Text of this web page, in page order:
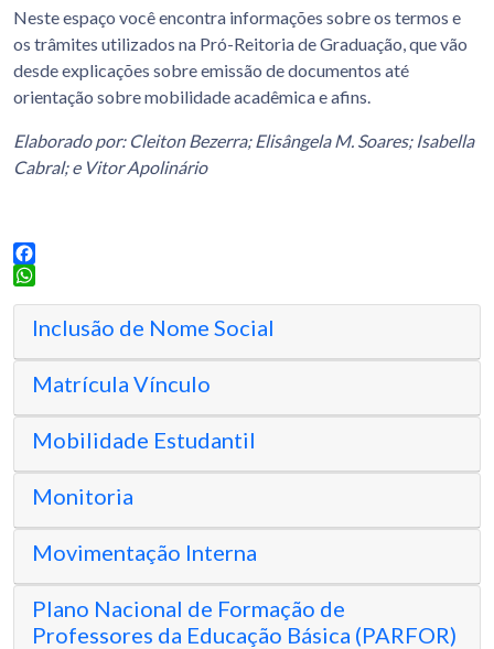
Neste espaço você encontra informações sobre os termos e
os trâmites utilizados na Pró-Reitoria de Graduação, que vão
desde explicações sobre emissão de documentos até
orientação sobre mobilidade acadêmica e afins.
Elaborado por: Cleiton Bezerra; Elisângela M. Soares; Isabella
Cabral; e Vitor Apolinário
Facebook
Inclusão de Nome Social
Matrícula Vínculo
Mobilidade Estudantil
Monitoria
Movimentação Interna
Plano Nacional de Formação de
Professores da Educação Básica (PARFOR)